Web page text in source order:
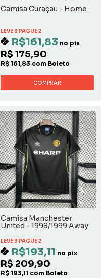
Camisa Curaçau - Home
LEVE 3 PAGUE 2
R$161,83 no pix
R$ 175,90
R$ 161,83 com Boleto
COMPRAR
Camisa Manchester
United - 1998/1999 Away
LEVE 3 PAGUE 2
R$193,11 no pix
R$ 209,90
R$ 193,11 com Boleto